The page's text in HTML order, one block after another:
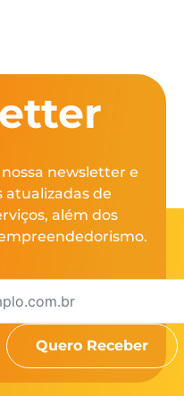
newsletter e
atualizadas de
além dos